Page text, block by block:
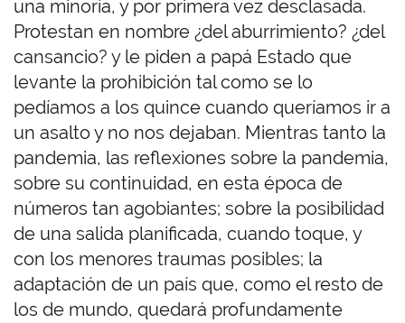
una minoría, y por primera vez desclasada.
Protestan en nombre ¿del aburrimiento? ¿del
cansancio? y le piden a papá Estado que
levante la prohibición tal como se lo
pedíamos a los quince cuando queríamos ir a
un asalto y no nos dejaban. Mientras tanto la
pandemia, las reflexiones sobre la pandemia,
sobre su continuidad, en esta época de
números tan agobiantes; sobre la posibilidad
de una salida planificada, cuando toque, y
con los menores traumas posibles; la
adaptación de un país que, como el resto de
los de mundo, quedará profundamente